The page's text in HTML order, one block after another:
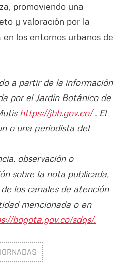
promoviendo una
y valoración por la
los entornos urbanos de
a partir de la información
por el Jardín Botánico de
https://jbb.gov.co/. El
o una periodista del
observación o
sobre la nota publicada,
los canales de atención
mencionada o en
bogota.gov.co/sdqs/.